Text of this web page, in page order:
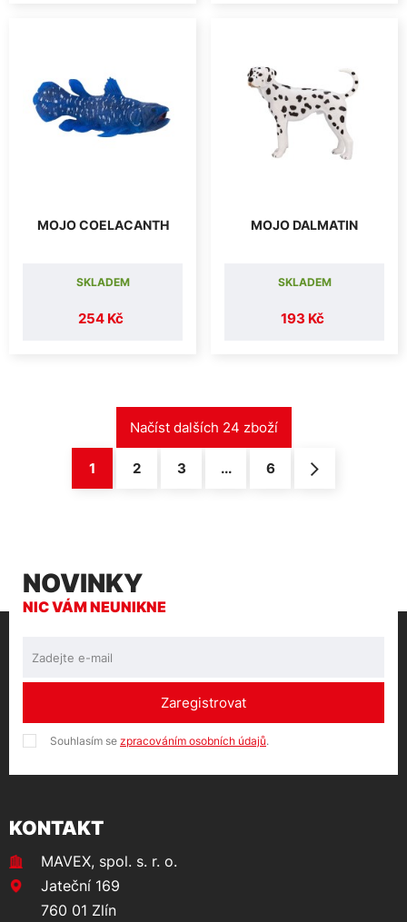
MOJO COELACANTH
254 Kč
SKLADEM
MOJO DALMATIN
193 Kč
SKLADEM
1 2 3 ... 6
NOVINKY
NIC VÁM NEUNIKNE
Zaregistrovat
Souhlasím se zpracováním osobních údajů.
KONTAKT
MAVEX, spol. s. r. o.
Jateční 169
760 01 Zlín